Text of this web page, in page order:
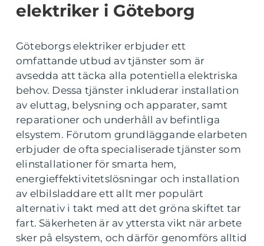
elektriker i Göteborg
Göteborgs elektriker erbjuder ett
omfattande utbud av tjänster som är
avsedda att täcka alla potentiella elektriska
behov. Dessa tjänster inkluderar installation
av eluttag, belysning och apparater, samt
reparationer och underhåll av befintliga
elsystem. Förutom grundläggande elarbeten
erbjuder de ofta specialiserade tjänster som
elinstallationer för smarta hem,
energieffektivitetslösningar och installation
av elbilsladdare ett allt mer populärt
alternativ i takt med att det gröna skiftet tar
fart. Säkerheten är av yttersta vikt när arbete
sker på elsystem, och därför genomförs alltid